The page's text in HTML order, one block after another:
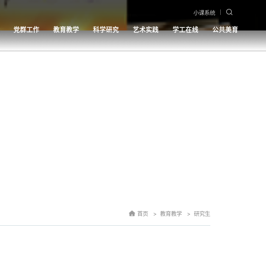
小课系统
党群工作 教育教学 科学研究 艺术实践 学工在线 公共美育
首页 教育教学 研究生